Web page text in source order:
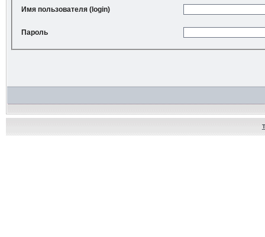
Имя пользователя (login)
Пароль